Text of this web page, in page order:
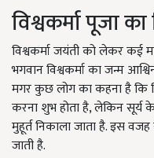
विश्वकर्मा पूजा
विश्वकर्मा जयंती को लेकर कई
भगवान विश्वकर्मा का जन्म
मगर कुछ लोग का कहना है कि
करना शुभ होता है, लेकिन सूर्य
मुहूर्त निकाला जाता है. इस
जाती है.